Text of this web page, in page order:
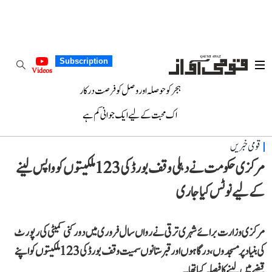
Subscription
Videos
ہجر کو حوصلہ اور وصل کو فرصت درکار
اک محبت کے لیے ایک جوانی کم ہے
قومی خبریں
مرکزی حکومت نے دہلی وقف بورڈ کی 123 ملکیتوں کو واپس لینے
کے لیے نوٹس کیا جاری
مرکزی وزارت برائے شہری ترقی نے رواں سال فروری میں دو رکنی کمیٹی کی رپورٹ
کی بنیاد پر مسجدوں، درگاہوں اور قبرستانوں سمیت وقف بورڈ کی 123 ملکیتوں کو اپنے